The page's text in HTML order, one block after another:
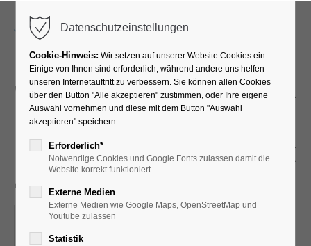
Wanderung mit dem SGV -
Kulturhistorische
Exkursionen in Allagen mit
Jubiläumsfeier
28.08.2022, 09:15
ORT: TREFFPUNKT PARKPLATZ
Datenschutzeinstellungen
Cookie-Hinweis: Wir setzen auf unserer Website Cookies ein.
Einige von Ihnen sind erforderlich, während andere uns helfen
unseren Internetauftritt zu verbessern. Sie können allen Cookies
über den Button "Alle akzeptieren" zustimmen, oder Ihre eigene
Auswahl vornehmen und diese mit dem Button "Auswahl
akzeptieren" speichern.
Erforderlich*
Notwendige Cookies und Google Fonts zulassen damit die
Website korrekt funktioniert
Externe Medien
Externe Medien wie Google Maps, OpenStreetMap und
Youtube zulassen
Statistik